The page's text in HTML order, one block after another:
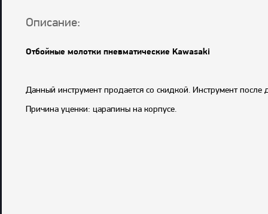
Описание:
Отбойные молотки пневматические Kawasaki
Данный инструмент продается со скидкой. Инструмент после
Причина уценки: царапины на корпусе.